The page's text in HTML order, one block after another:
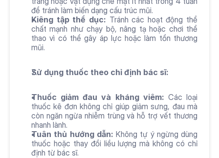
để tránh làm biến dạng cấu trúc mũi.
Kiêng tập thể dục: Tránh các hoạt động thể
chất mạnh như chạy bộ, nâng tạ hoặc chơi thể
thao vì có thể gây áp lực hoặc làm tổn thương
mũi.
Sử dụng thuốc theo chỉ định bác sĩ:
Thuốc giảm đau và kháng viêm: Các loại
thuốc kê đơn không chỉ giúp giảm sưng, đau mà
còn ngăn ngừa nhiễm trùng và hỗ trợ vết thương
nhanh lành.
Tuân thủ hướng dẫn: Không tự ý ngừng dùng
thuốc hoặc thay đổi liều lượng mà không có chỉ
định từ bác sĩ.